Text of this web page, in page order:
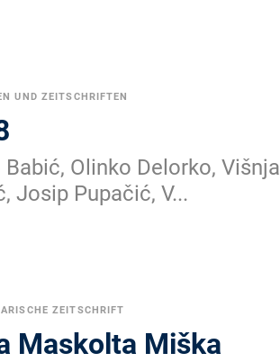
UND ZEITSCHRIFTEN
Olinko Delorko, Višnja
Josip Pupačić, V...
ZEITSCHRIFT
Maskolta Miška